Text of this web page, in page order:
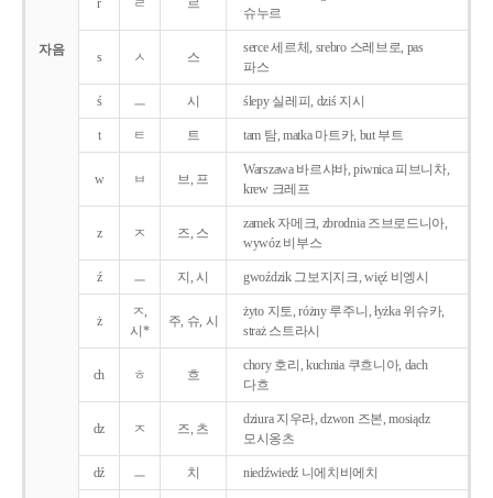
자음
r ㄹ 르
슈누르
s ㅅ 스
serce 세르체, srebro 스레브로, pas
파스
ś ㅡ 시 ślepy 실레피, dziś 지시
t ㅌ 트 tam 탐, matka 마트카, but 부트
w ㅂ 브, 프
Warszawa 바르샤바, piwnica 피브니차,
krew 크레프
z ㅈ 즈, 스
zamek 자메크, zbrodnia 즈브로드니아,
wywóz 비부스
ź ㅡ 지, 시 gwoździk 그보지지크, więź 비엥시
ż
ㅈ,
시*
주, 슈, 시
żyto 지토, różny 루주니, łyżka 위슈카,
straż 스트라시
ch ㅎ 흐
chory 호리, kuchnia 쿠흐니아, dach
다흐
dz ㅈ 즈, 츠
dziura 지우라, dzwon 즈본, mosiądz
모시옹츠
dź ㅡ 치 niedźwiedź 니에치비에치